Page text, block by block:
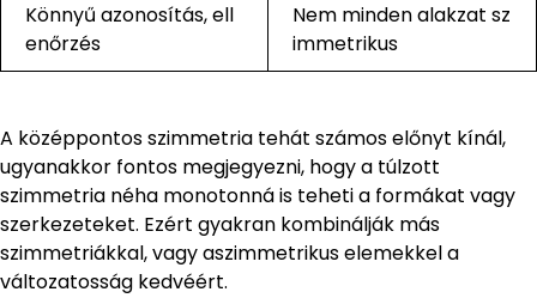
Könnyű azonosítás, ell
enőrzés
Nem minden alakzat sz
immetrikus
A középpontos szimmetria tehát számos előnyt kínál,
ugyanakkor fontos megjegyezni, hogy a túlzott
szimmetria néha monotonná is teheti a formákat vagy
szerkezeteket. Ezért gyakran kombinálják más
szimmetriákkal, vagy aszimmetrikus elemekkel a
változatosság kedvéért.